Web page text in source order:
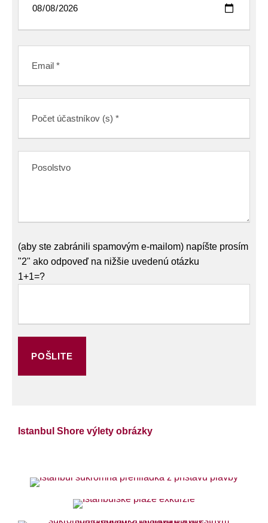
(aby ste zabránili spamovým e-mailom) napíšte prosím
"2" ako odpoveď na nižšie uvedenú otázku
1+1=?
Istanbul Shore výlety obrázky